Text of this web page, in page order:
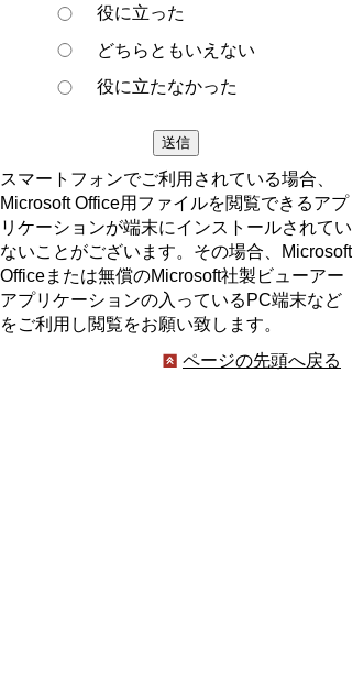
役に立った
どちらともいえない
役に立たなかった
スマートフォンでご利用されている場合、
Microsoft Office用ファイルを閲覧できるアプ
リケーションが端末にインストールされてい
ないことがございます。その場合、Microsoft
Officeまたは無償のMicrosoft社製ビューアー
アプリケーションの入っているPC端末など
をご利用し閲覧をお願い致します。
ページの先頭へ戻る